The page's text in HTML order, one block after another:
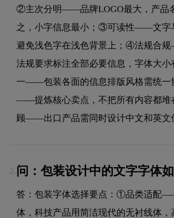
②主次分明——品牌LOGO最大，产品
之，小字信息最小；③可读性——文字
避免浅色字在浅色背景上；④法规合
法规要求标注全部必要信息，字体大
一——包装各面的信息排版风格需统一
——提炼核心卖点，不把所有内容都
顾——出口产品需同时设计中文和英文
2. 问：包装设计中的文字字体
答：包装字体选择要点：①品类适配
体，科技产品用简洁现代的无衬线体